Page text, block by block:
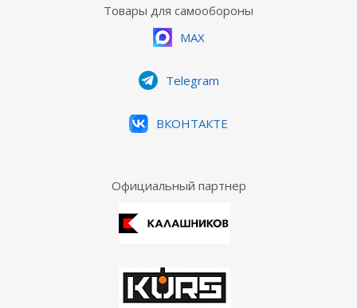
Товары для самообороны
MAX
Telegram
ВКОНТАКТЕ
Официальный партнер